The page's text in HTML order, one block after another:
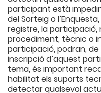
participant està
del Sorteig o
registre, la
procediment, tècnic o
participació, podran,
inscripció d’aquest
tema, és important
habilitat els suports
detectar qualsevol